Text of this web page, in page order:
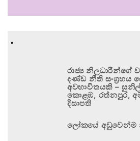
.
රාජ්‍ය නිලධාරීන්ගේ
දණ්ඩ නීති සංග්‍රහය
අවභාවිතයකි –
කොළඹ, රත්නපුර,
දිසාපති
ලෝකයේ අඩුවෙන්ම